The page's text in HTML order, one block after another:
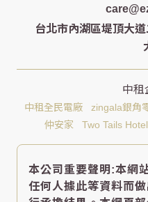
台北市內湖區堤頂大
中租全民電廠 zingala銀角
仲安家
Two Tails Hotel
本公司重要聲明:本網
任何人據此等資料而